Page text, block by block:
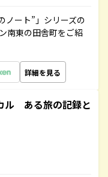
ノート”」シリーズの
南東の田舎町をご紹
詳細を見る
ル ある旅の記録と